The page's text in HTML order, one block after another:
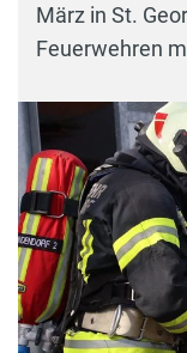
März in St.
Feuerwehren